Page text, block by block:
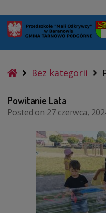
Powitanie
Lata
HomeBez kategorii
Powitanie Lata
Posted on 27 czerwca,